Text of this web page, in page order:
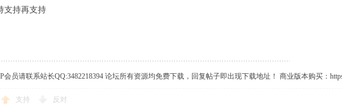
支持再支持
会员请联系站长QQ:3482218394 论坛所有资源均免费下载，回复帖子即出现下载地址！ 商业版本购买：
支持 反对